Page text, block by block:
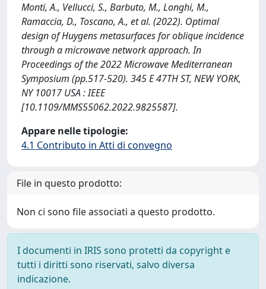
Monti, A., Vellucci, S., Barbuto, M., Longhi, M.,
Ramaccia, D., Toscano, A., et al. (2022). Optimal
design of Huygens metasurfaces for oblique incidence
through a microwave network approach. In
Proceedings of the 2022 Microwave Mediterranean
Symposium (pp.517-520). 345 E 47TH ST, NEW YORK,
NY 10017 USA : IEEE
[10.1109/MMS55062.2022.9825587].
Appare nelle tipologie:
4.1 Contributo in Atti di convegno
File in questo prodotto:
Non ci sono file associati a questo prodotto.
I documenti in IRIS sono protetti da copyright e
tutti i diritti sono riservati, salvo diversa
indicazione.